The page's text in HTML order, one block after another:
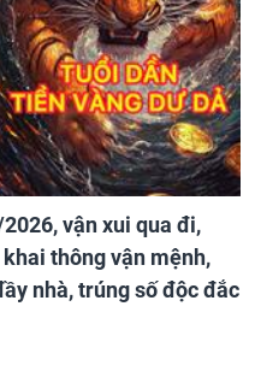
vận xui qua đi,
thông vận mệnh,
nhà, trúng số độc đắc